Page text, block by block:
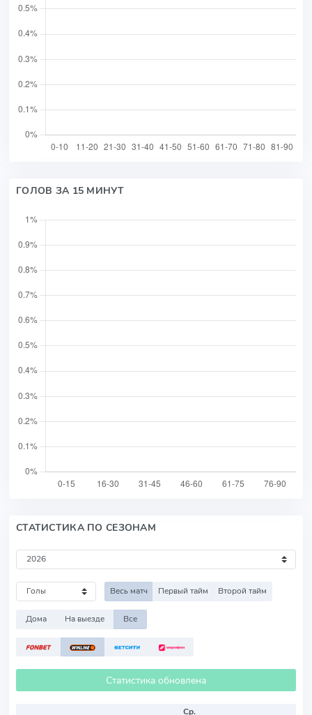
ГОЛОВ ЗА 15 МИНУТ
СТАТИСТИКА ПО СЕЗОНАМ
Весь матч Первый тайм Второй тайм
Дома На выезде Все
Статистика обновлена
Ср.